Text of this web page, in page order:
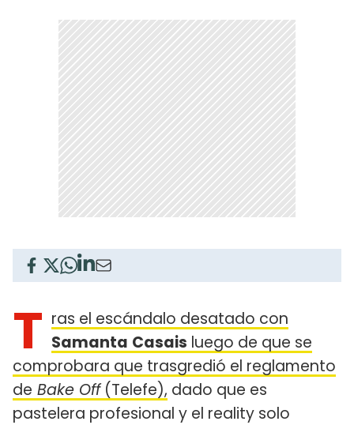
T ras el escándalo desatado con
Samanta Casais luego de que se
comprobara que trasgredió el reglamento
de Bake Off(Telefe), dado que es
pastelera profesional y el reality solo